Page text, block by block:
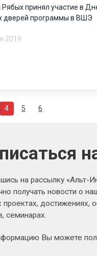
принял участие в
дверей программы в ВШЭ
2019
4 5 6
на рассылку «Альт-
получать новости о
проектах, достижениях,
семинарах.
Вы можете